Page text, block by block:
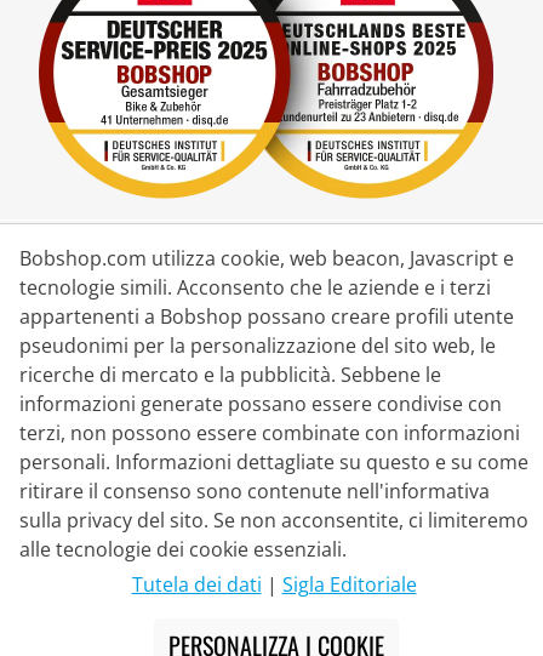
Contatto
Chat dal vivo
Lu - Ve: 8:30 - 16:00 (CET)
Whatsapp
Telefonata (en/de)
Modulo di contatto
Partner di Consegna
Bobshop.com utilizza cookie, web beacon, Javascript e
tecnologie simili. Acconsento che le aziende e i terzi
appartenenti a Bobshop possano creare profili utente
pseudonimi per la personalizzazione del sito web, le
ricerche di mercato e la pubblicità. Sebbene le
informazioni generate possano essere condivise con
terzi, non possono essere combinate con informazioni
personali. Informazioni dettagliate su questo e su come
ritirare il consenso sono contenute nell'informativa
sulla privacy del sito. Se non acconsentite, ci limiteremo
alle tecnologie dei cookie essenziali.
Tutela dei dati | Sigla Editoriale
PERSONALIZZA I COOKIE